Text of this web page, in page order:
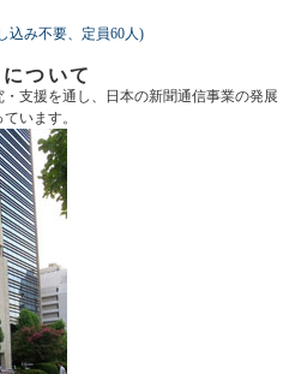
込み不要、定員60人)
ついて
支援を通し、日本の新聞通信事業の発展
います。